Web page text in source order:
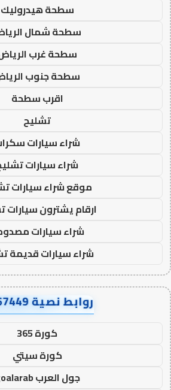
سطحة هيدروليك
سطحة شمال
سطحة غرب
سطحة جنوب
اقرب سطحة
تشليح
شراء سيارات
شراء سيارات
موقع شراء سيارات
ارقام يشترون سيارات
شراء سيارات
شراء سيارات قديمة
روابط نصية AA67449
كورة 365
كورة سيتي
جول العرب goalarab